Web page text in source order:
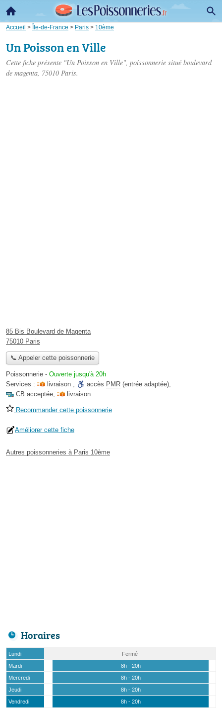
Accueil > Île-de-France > Paris > 10ème
Un Poisson en Ville
Cette fiche présente "Un Poisson en Ville", poissonnerie situé boulevard
de magenta, 75010 Paris.
85 Bis Boulevard de Magenta
75010 Paris
📞 Appeler cette poissonnerie
Poissonnerie - Ouverte jusqu'à 20h
Services :
livraison , accès PMR (entrée adaptée),
CB acceptée, livraison
Recommander cette poissonnerie
Améliorer cette fiche
Autres poissonneries à Paris 10ème
Horaires
Lundi
Fermé
Mardi
8h - 20h
Mercredi
8h - 20h
Jeudi
8h - 20h
Vendredi
8h - 20h